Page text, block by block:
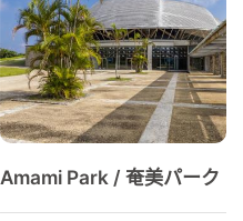
Amami Park / 奄美パーク